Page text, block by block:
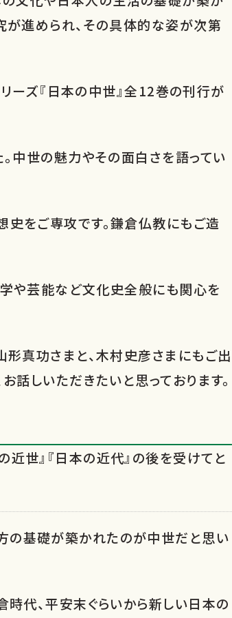
が進められ、その具体的な姿が次第
ーズ『日本の中世』全12巻の刊行が
中世の魅力やその面白さを語ってい
をご専攻です。鎌倉仏教にもご造
や芸能など文化史全般にも関心を
真功さまと、木村史彦さまにもご出
話しいただきたいと思っております。
近世』『日本の近代』の後を受けてと
の基礎が築かれたのが中世だと思い
代、平安末ぐらいから新しい日本の